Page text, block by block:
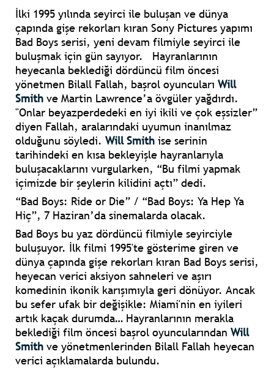
İlki 1995 yılında seyirci ile buluşan ve dünya
çapında gişe rekorları kıran Sony Pictures yapımı
Bad Boys serisi, yeni devam filmiyle seyirci ile
buluşmak için gün sayıyor. Hayranlarının
heyecanla beklediği dördüncü film öncesi
yönetmen Bilall Fallah, başrol oyuncuları Will
Smith ve Martin Lawrence’a övgüler yağdırdı.
"Onlar beyazperdedeki en iyi ikili ve çok eşsizler”
diyen Fallah, aralarındaki uyumun inanılmaz
olduğunu söyledi. Will Smith ise serinin
tarihindeki en kısa bekleyişle hayranlarıyla
buluşacaklarını vurgularken, “Bu filmi yapmak
içimizde bir şeylerin kilidini açtı” dedi.
“Bad Boys: Ride or Die” / “Bad Boys: Ya Hep Ya
Hiç”, 7 Haziran’da sinemalarda olacak.
Bad Boys bu yaz dördüncü filmiyle seyirciyle
buluşuyor. İlk filmi 1995'te gösterime giren ve
dünya çapında gişe rekorları kıran Bad Boys serisi,
heyecan verici aksiyon sahneleri ve aşırı
komedinin ikonik karışımıyla geri dönüyor. Ancak
bu sefer ufak bir değişikle: Miami'nin en iyileri
artık kaçak durumda… Hayranlarının merakla
beklediği film öncesi başrol oyuncularından Will
Smith ve yönetmenlerinden Bilall Fallah heyecan
verici açıklamalarda bulundu.